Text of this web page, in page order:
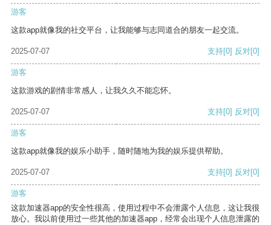
游客
这款app就像我的社交平台，让我能够与志同道合的朋友一起交流。
2025-07-07 支持[0] 反对[0]
游客
这款游戏的剧情非常感人，让我久久不能忘怀。
2025-07-07 支持[0] 反对[0]
游客
这款app就像我的娱乐小助手，随时随地为我的娱乐提供帮助。
2025-07-07 支持[0] 反对[0]
游客
这款加速器app的安全性很高，使用过程中不会泄露个人信息，这让我很
放心。我以前使用过一些其他的加速器app，经常会出现个人信息泄露的